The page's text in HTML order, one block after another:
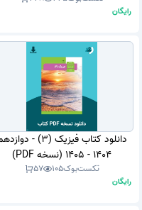
رایگان
دانلود کتاب فیزیک (3) -
1404 - 1405 (نسخه PDF)
تکست‌بوک105
57
رایگان